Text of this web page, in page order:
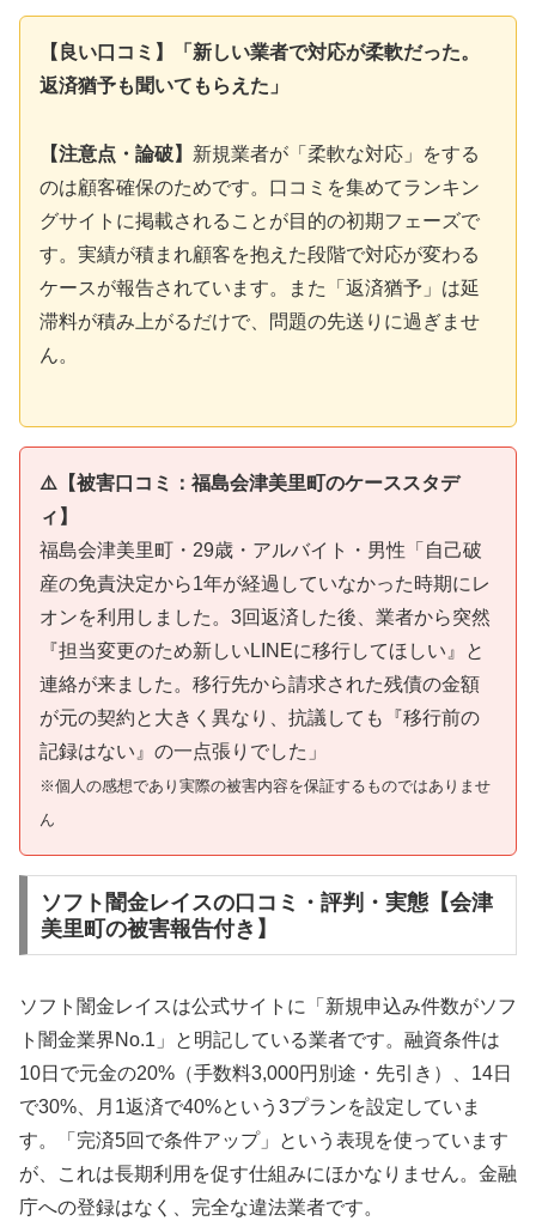
【良い口コミ】「新しい業者で対応が柔軟だった。
返済猶予も聞いてもらえた」
【注意点・論破】 新規業者が「柔軟な対応」をする
のは顧客確保のためです。口コミを集めてランキン
グサイトに掲載されることが目的の初期フェーズで
す。実績が積まれ顧客を抱えた段階で対応が変わる
ケースが報告されています。また「返済猶予」は延
滞料が積み上がるだけで、問題の先送りに過ぎませ
ん。
⚠️【被害口コミ：福島会津美里町のケーススタデ
ィ】
福島会津美里町・29歳・アルバイト・男性「自己破
産の免責決定から1年が経過していなかった時期にレ
オンを利用しました。3回返済した後、業者から突然
『担当変更のため新しいLINEに移行してほしい』と
連絡が来ました。移行先から請求された残債の金額
が元の契約と大きく異なり、抗議しても『移行前の
記録はない』の一点張りでした」
※個人の感想であり実際の被害内容を保証するものではありませ
ん
ソフト闇金レイスの口コミ・評判・実態【会津
美里町の被害報告付き】
ソフト闇金レイスは公式サイトに「新規申込み件数がソフ
ト闇金業界No.1」と明記している業者です。融資条件は
10日で元金の20%（手数料3,000円別途・先引き）、14日
で30%、月1返済で40%という3プランを設定していま
す。「完済5回で条件アップ」という表現を使っています
が、これは長期利用を促す仕組みにほかなりません。金融
庁への登録はなく、完全な違法業者です。